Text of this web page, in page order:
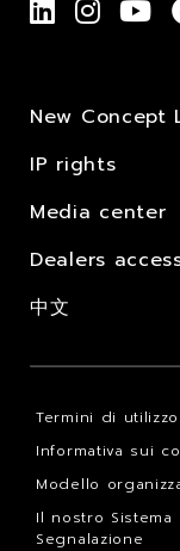
New Concept
IP rights
Media center
Dealers
中文
Termini di utilizzo
Informativa sui
Modello
Il nostro Sistema
Segnalazione